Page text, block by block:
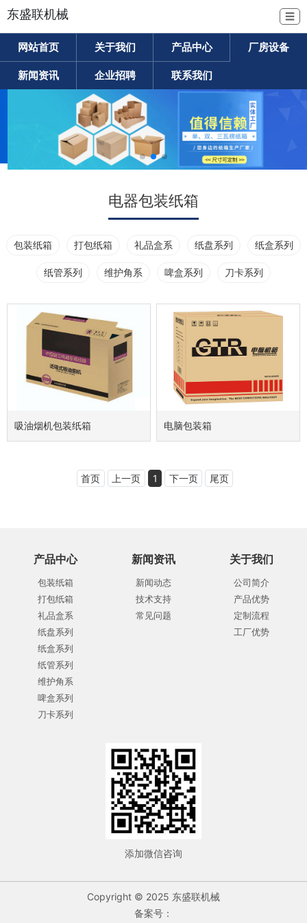
东盛联机械 ☰
网站首页 关于我们 产品中心 厂房设备
新闻资讯 企业招聘 联系我们
电器包装纸箱
包装纸箱 打包纸箱 礼品盒系 纸盘系列 纸盒系列
纸管系列 维护角系 啤盒系列 刀卡系列
吸油烟机包装纸箱 电脑包装箱
首页 上一页 1 下一页 尾页
产品中心
包装纸箱
打包纸箱
礼品盒系
纸盘系列
纸盒系列
纸管系列
维护角系
啤盒系列
刀卡系列
新闻资讯
新闻动态
技术支持
常见问题
关于我们
公司简介
产品优势
定制流程
工厂优势
添加微信咨询
Copyright © 2025 东盛联机械
备案号：